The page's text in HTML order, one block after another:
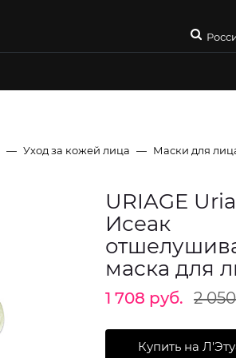
Уход за кожей лица Маски для
URIAGE
Исеак
маска для
1 708 руб. 2
Купить на